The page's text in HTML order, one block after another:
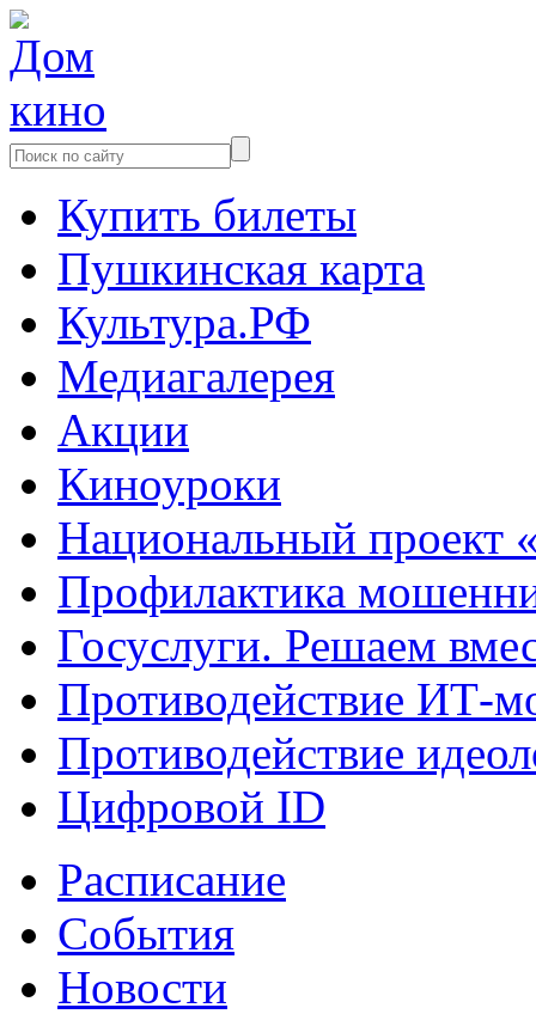
Купить билеты
Пушкинская карта
Культура.РФ
Медиагалерея
Акции
Киноуроки
Национальный проект
Профилактика
Госуслуги. Решаем
Противодействие ИТ-
Противодействие
Цифровой ID
Расписание
События
Новости